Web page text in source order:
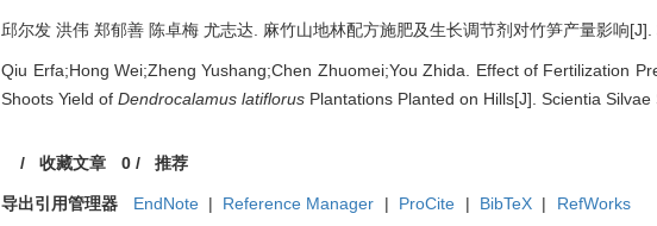
邱尔发 洪伟 郑郁善 陈卓梅 尤志达. 麻竹山地林配方施肥及生长调节剂对竹笋产量影响
Qiu Erfa;Hong Wei;Zheng Yushang;Chen Zhuomei;You Zhida. Effect of Fertilization
Shoots Yield ofDendrocalamus latiflorus Plantations Planted on Hills[J]. Scientia
/收藏文章 0/ 推荐
导出引用管理器 EndNote | Reference Manager | ProCite | BibTeX | RefWorks